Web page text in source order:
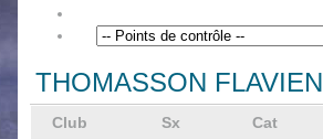
THOMASSON FLAVIEN
Club Sx Cat